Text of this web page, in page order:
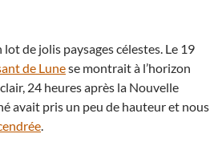
de jolis paysages célestes. Le 19
de Lunese montrait à l’horizon
24 heures après la Nouvelle
avait pris un peu de hauteur et nous